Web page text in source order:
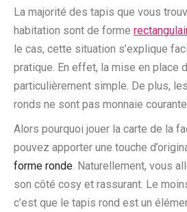
La majorité des tapis que vous
habitation sont de forme
le cas, cette situation s’explique
pratique. En effet, la mise en place
particulièrement simple. De plus,
ronds ne sont pas monnaie
Alors pourquoi jouer la carte de la
pouvez apporter une touche
forme ronde. Naturellement, vous
son côté cosy et rassurant. Le
c’est que le tapis rond est un